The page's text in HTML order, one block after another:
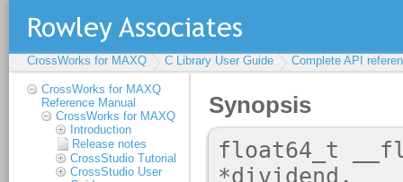
CrossWorks for MAXQ C Library User Guide Complete API
CrossWorks for MAXQ
Reference Manual
CrossWorks for MAXQ
Introduction
Release notes
CrossStudio Tutorial
CrossStudio User